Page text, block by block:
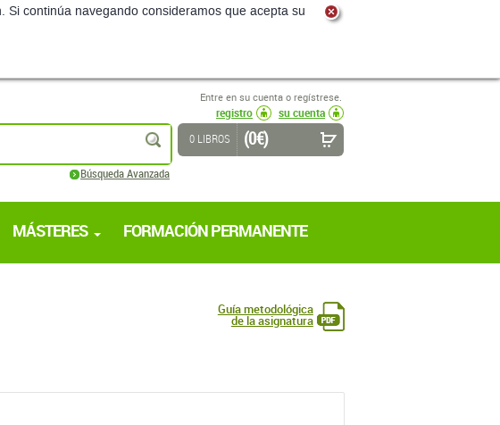
continúa navegando consideramos que acepta su
Entre en su cuenta o regístrese.
registro
su cuenta
buscar
Búsqueda Avanzada
0 LIBROS (0 €)
MÁSTERES FORMACIÓN PERMANENTE
Guía metodológica
de la asignatura